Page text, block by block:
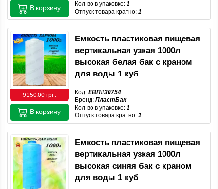
Кол-во в упаковке: 1
Отпуск товара кратно: 1
В корзину
9150.00 грн.
Емкость пластиковая пищевая
вертикальная узкая 1000л
высокая белая бак с краном
для воды 1 куб
Код: ЕВП#30754
Бренд: ПластБак
Кол-во в упаковке: 1
Отпуск товара кратно: 1
В корзину
Емкость пластиковая пищевая
вертикальная узкая 1000л
высокая синяя бак с краном
для воды 1 куб